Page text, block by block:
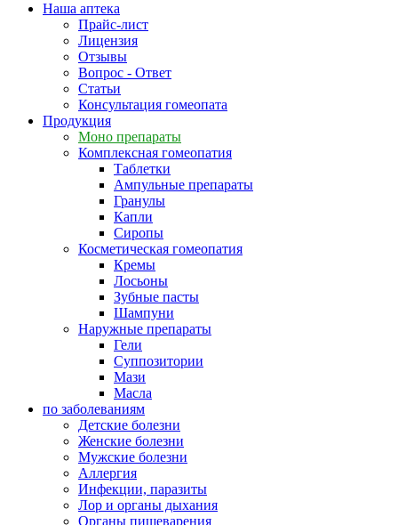
Наша аптека
Прайс-лист
Лицензия
Отзывы
Вопрос - Ответ
Статьи
Консультация гомеопата
Продукция
Моно препараты
Комплексная гомеопатия
Таблетки
Ампульные препараты
Гранулы
Капли
Сиропы
Косметическая гомеопатия
Кремы
Лосьоны
Зубные пасты
Шампуни
Наружные препараты
Гели
Суппозитории
Мази
Масла
по заболеваниям
Детские болезни
Женские болезни
Мужские болезни
Аллергия
Инфекции, паразиты
Лор и органы дыхания
Органы пищеварения